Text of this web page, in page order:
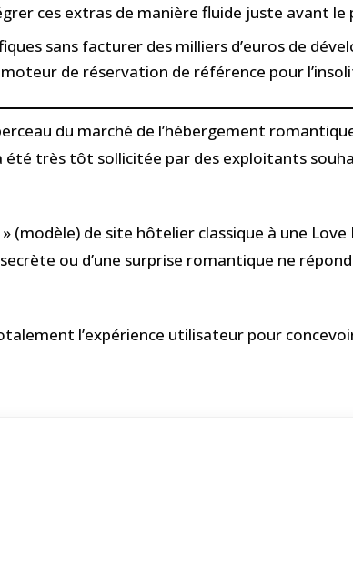
ces extras de manière fluide juste avant le
sans facturer des milliers d’euros de
de réservation de référence pour
du marché de l’hébergement
été très tôt sollicitée par des exploitants
de site hôtelier classique à une Love
ou d’une surprise romantique ne
l’expérience utilisateur pour